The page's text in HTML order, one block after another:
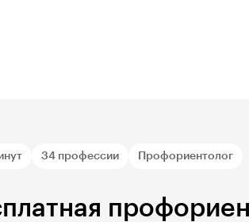
34 профессии Профориентолог